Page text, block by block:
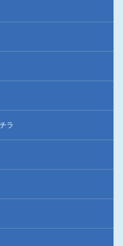
ラ